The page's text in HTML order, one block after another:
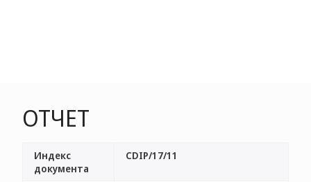
ОТЧЕТ
Индекс
документа
CDIP/17/11